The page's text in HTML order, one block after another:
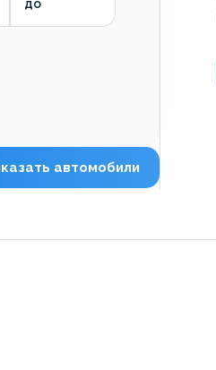
до
автомобили